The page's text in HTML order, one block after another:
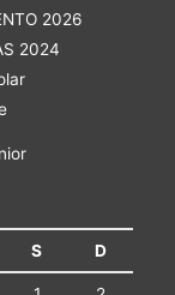
2026
2024
S D